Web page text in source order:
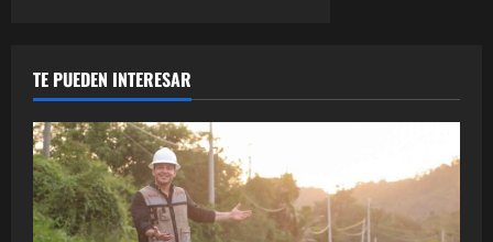
TE PUEDEN INTERESAR